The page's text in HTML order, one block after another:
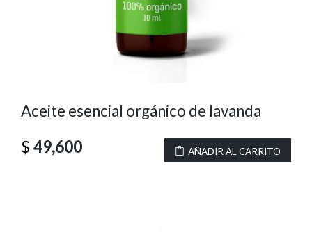
Aceite esencial orgánico de lavanda
$ 49,600 AÑADIR AL CARRITO